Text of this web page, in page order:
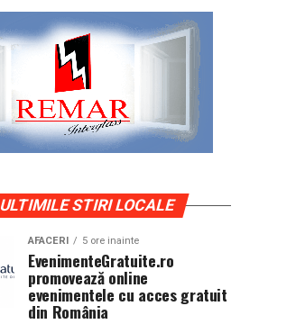
ULTIMILE STIRI LOCALE
AFACERI 5 ore inainte
EvenimenteGratuite.ro
promovează online
evenimentele cu acces gratuit
din România